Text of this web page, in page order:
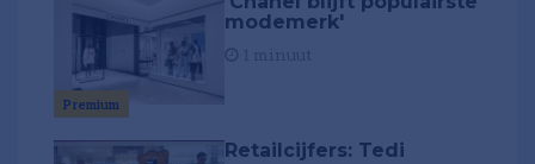
Premium
modemerk'
Retailcijfers: Tedi